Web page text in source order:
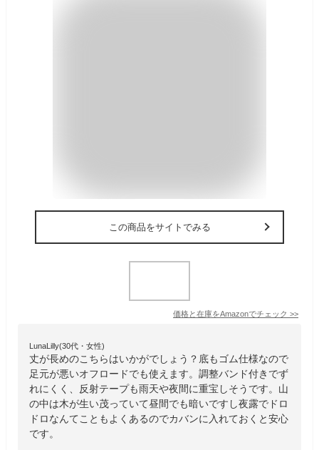
この商品をサイトでみる
価格と在庫をAmazonでチェック >>
LunaLilly(30代・女性)
丈が長めのこちらはいかがでしょう？底もゴム仕様なので
足元が悪いオフロードでも使えます。調整バンド付きでず
れにくく、反射テープも雨天や夜間に重宝しそうです。山
の中は木が生い茂っていて昼間でも暗いですし夜露でドロ
ドロなんてこともよくあるのでカバンに入れておくと安心
です。